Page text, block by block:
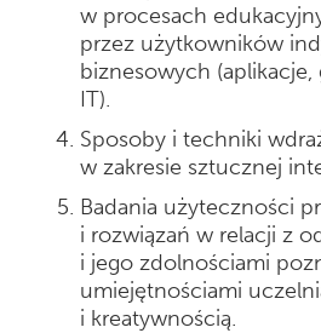
w procesach
przez użytkowników
biznesowych (aplikacje,
IT).
Sposoby i techniki
w zakresie sztucznej
Badania użyteczności
i rozwiązań w relacji z
i jego zdolnościami
umiejętnościami
i kreatywnością.